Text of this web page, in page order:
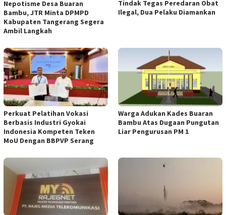
Nepotisme Desa Buaran
Bambu, JTR Minta DPMPD
Kabupaten Tangerang Segera
Ambil Langkah
Tindak Tegas Peredaran Obat
Ilegal, Dua Pelaku Diamankan
Perkuat Pelatihan Vokasi
Berbasis Industri Gyokai
Indonesia Kompeten Teken
MoU Dengan BBPVP Serang
Warga Adukan Kades Buaran
Bambu Atas Dugaan Pungutan
Liar Pengurusan PM 1